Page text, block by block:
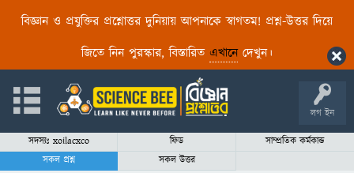
বিজ্ঞান ও প্রযুক্তির প্রশ্নোত্তর দুনিয়ায় আপনাকে স্বাগতম! প্রশ্ন-উত্তর দিয়ে
জিতে নিন পুরস্কার, বিস্তারিত এখানেদেখুন।
লগ ইন
সদস্যঃ xoilacxco ফিড
সাম্প্রতিক কর্মকান্ড
সকল প্রশ্ন
সকল উত্তর